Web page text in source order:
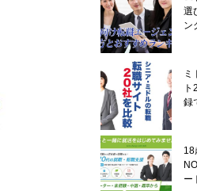
選
ン
ミ
録
18
ー